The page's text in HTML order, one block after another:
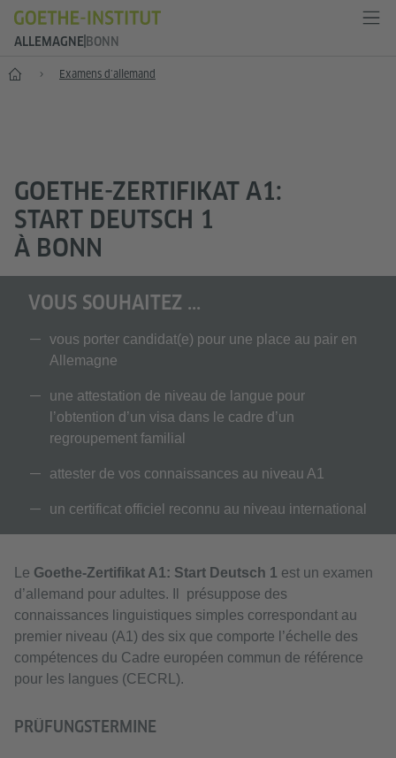
ALLEMAGNE BONN
-- Examens d’allemand
GOETHE-ZERTIFIKAT A1:
START DEUTSCH 1
À BONN
VOUS SOUHAITEZ ...
vous porter candidat(e) pour une place au pair en
Allemagne
une attestation de niveau de langue pour
l’obtention d’un visa dans le cadre d’un
regroupement familial
attester de vos connaissances au niveau A1
un certificat officiel reconnu au niveau international
Le Goethe-Zertifikat A1: Start Deutsch 1 est un examen
d’allemand pour adultes. Il présuppose des
connaissances linguistiques simples correspondant au
premier niveau (A1) des six que comporte l’échelle des
compétences du Cadre européen commun de référence
pour les langues (CECRL).
PRÜFUNGSTERMINE